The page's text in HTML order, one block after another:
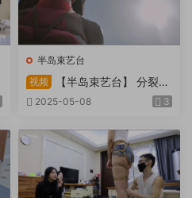
半岛束艺台
视频
【半岛束艺台】 分裂的
快感：捆绑检阅式，车顶冷风
天。过路车辆..
2025-05-08 3